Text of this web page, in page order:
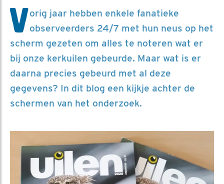
Vorig jaar hebben enkele fanatieke
observeerders 24/7 met hun neus op het
scherm gezeten om alles te noteren wat er
bij onze kerkuilen gebeurde. Maar wat is er
daarna precies gebeurd met al deze
gegevens? In dit blog een kijkje achter de
schermen van het onderzoek.